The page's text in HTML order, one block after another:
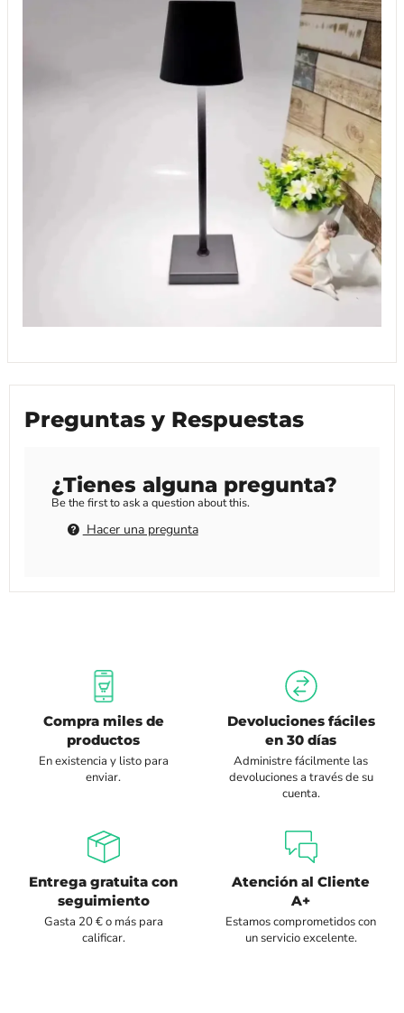
Preguntas y Respuestas
¿Tienes alguna pregunta?
Be the first to ask a question about this.
Hacer una pregunta
Compra miles de
productos
En existencia y listo para
enviar.
Devoluciones fáciles
en 30 días
Administre fácilmente las
devoluciones a través de su
cuenta.
Entrega gratuita con
seguimiento
Gasta 20 € o más para
calificar.
Atención al Cliente
A+
Estamos comprometidos con
un servicio excelente.